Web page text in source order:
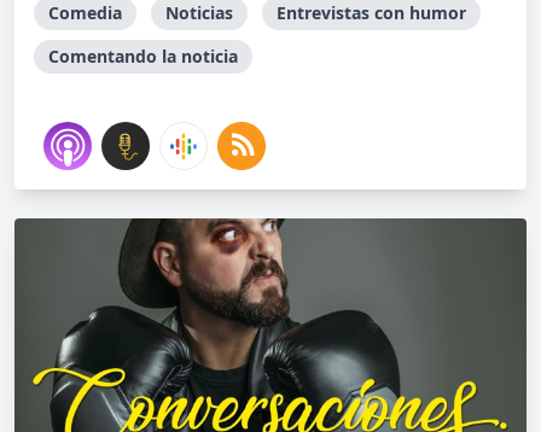
Comedia Noticias
Entrevistas con humor
Comentando la noticia